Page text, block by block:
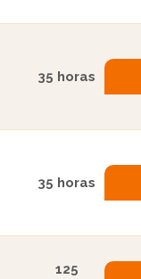
35 horas
35 horas
125